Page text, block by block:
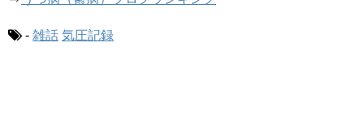
- 雑話 気圧記録